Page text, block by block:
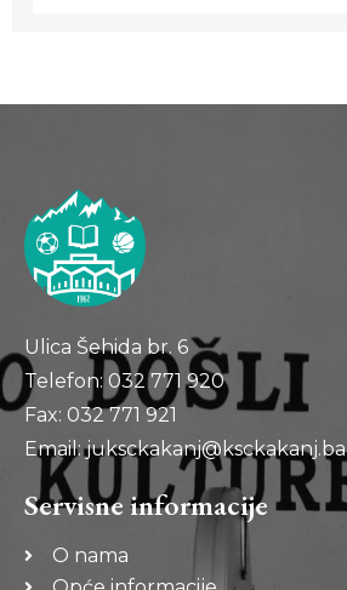
Ulica Šehida br. 6
Telefon: 032 771 920
Fax: 032 771 921
Email: juksckakanj@ksckakanj.ba
Servisne informacije
O nama